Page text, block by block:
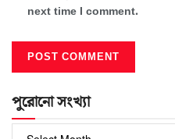
next time I comment.
পুরোনো সংখ্যা